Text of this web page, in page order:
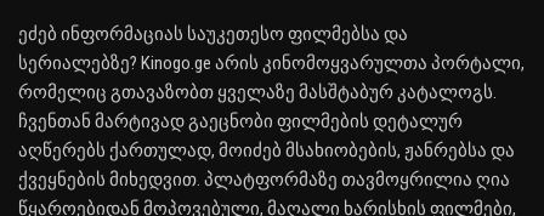
ეძებ ინფორმაციას საუკეთესო ფილმებსა და
სერიალებზე? Kinogo.ge არის კინომოყვარულთა პორტალი,
რომელიც გთავაზობთ ყველაზე მასშტაბურ კატალოგს.
ჩვენთან მარტივად გაეცნობი ფილმების დეტალურ
აღწერებს ქართულად, მოიძებ მსახიობების, ჟანრებსა და
ქვეყნების მიხედვით. პლატფორმაზე თავმოყრილია ღია
წყაროებიდან მოპოვებული, მაღალი ხარისხის ფილმები,